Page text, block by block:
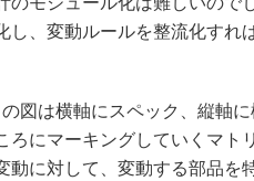
産業オープンネット展
デジタルツイ
製造業ビッグ
し、変動ルールを整流化すれ
図は横軸にスペック、縦軸に
ろにマーキングしていくマト
に対して、変動する部品を